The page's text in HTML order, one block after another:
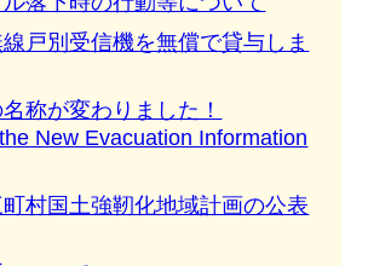
戸別受信機を無償で貸与しま
称が変わりました！
the New Evacuation Information
村国土強靭化地域計画の公表